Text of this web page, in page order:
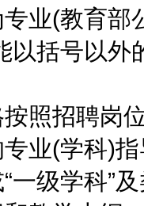
业(教育部
以括号以
招聘岗位
业(学科)
“一级学科”